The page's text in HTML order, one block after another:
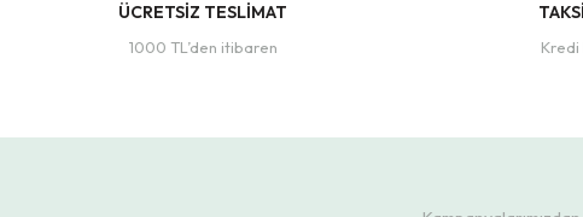
ÜCRETSİZ TESLİMAT
1000 TL’den itibaren Kredi